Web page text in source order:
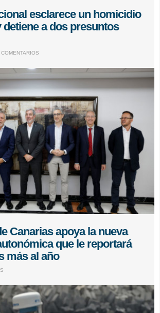
esclarece un homicidio
detiene a dos presuntos
Canarias apoya la nueva
que le reportará
más al año